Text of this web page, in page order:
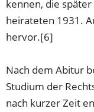
kennen, die
heirateten 1931.
hervor.[6]
Nach dem Abitur
Studium der
nach kurzer Zeit